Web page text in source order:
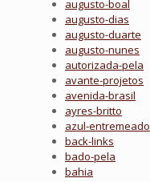
augusto-boal
augusto-dias
augusto-duarte
augusto-nunes
autorizada-pela
avante-projetos
avenida-brasil
ayres-britto
azul-entremeado
back-links
bado-pela
bahia